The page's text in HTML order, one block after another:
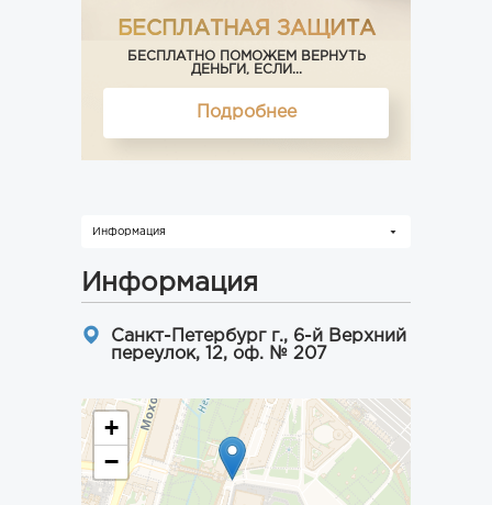
БЕСПЛАТНАЯ ЗАЩИТА
БЕСПЛАТНО ПОМОЖЕМ ВЕРНУТЬ
ДЕНЬГИ, ЕСЛИ...
Подробнее
Информация
Информация
Санкт-Петербург г., 6-й Верхний
переулок, 12, оф. № 207
+
−